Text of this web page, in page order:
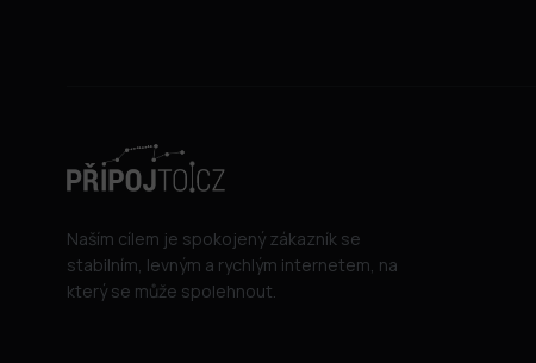
Naším cílem je spokojený zákazník se
stabilním, levným a rychlým internetem, na
který se může spolehnout.